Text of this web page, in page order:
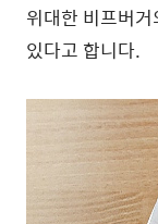
위대한 비프버
있다고 합니다.